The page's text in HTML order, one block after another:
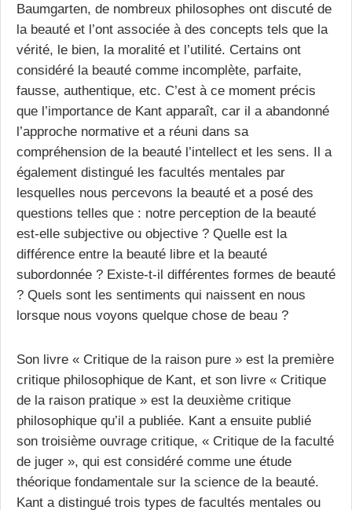
Baumgarten, de nombreux philosophes ont discuté de
la beauté et l’ont associée à des concepts tels que la
vérité, le bien, la moralité et l’utilité. Certains ont
considéré la beauté comme incomplète, parfaite,
fausse, authentique, etc. C’est à ce moment précis
que l’importance de Kant apparaît, car il a abandonné
l’approche normative et a réuni dans sa
compréhension de la beauté l’intellect et les sens. Il a
également distingué les facultés mentales par
lesquelles nous percevons la beauté et a posé des
questions telles que : notre perception de la beauté
est-elle subjective ou objective ? Quelle est la
différence entre la beauté libre et la beauté
subordonnée ? Existe-t-il différentes formes de beauté
? Quels sont les sentiments qui naissent en nous
lorsque nous voyons quelque chose de beau ?
Son livre « Critique de la raison pure » est la première
critique philosophique de Kant, et son livre « Critique
de la raison pratique » est la deuxième critique
philosophique qu’il a publiée. Kant a ensuite publié
son troisième ouvrage critique, « Critique de la faculté
de juger », qui est considéré comme une étude
théorique fondamentale sur la science de la beauté.
Kant a distingué trois types de facultés mentales ou